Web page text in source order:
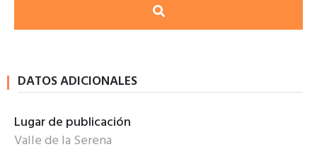
DATOS ADICIONALES
Lugar de publicación
Valle de la Serena